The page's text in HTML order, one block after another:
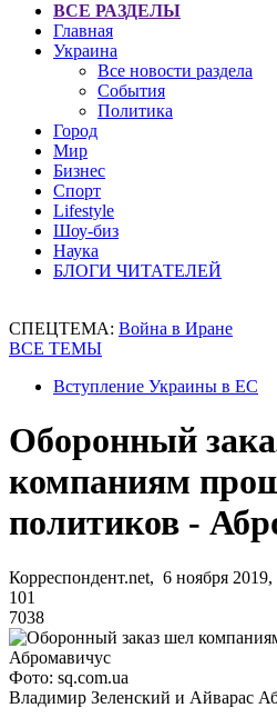
ВСЕ РАЗДЕЛЫ
Главная
Украина
Все новости раздела
События
Политика
Город
Мир
Бизнес
Спорт
Lifestyle
Шоу-биз
Наука
БЛОГИ ЧИТАТЕЛЕЙ
СПЕЦТЕМА: Война в Иране
ВСЕ ТЕМЫ
Вступление Украины в ЕС
Оборонный
компаниям
политиков -
Корреспондент.net, 6 ноября 2019,
101
7038
Фото: sq.com.ua
Владимир Зеленский и Айварас